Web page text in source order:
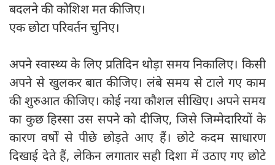
बदलने की कोशिश मत कीजिए।
एक छोटा परिवर्तन चुनिए।
अपने स्वास्थ्य के लिए प्रतिदिन थोड़ा समय निकालिए। किसी
अपने से खुलकर बात कीजिए। लंबे समय से टाले गए काम
की शुरुआत कीजिए। कोई नया कौशल सीखिए। अपने समय
का कुछ हिस्सा उस सपने को दीजिए, जिसे जिम्मेदारियों के
कारण वर्षों से पीछे छोड़ते आए हैं। छोटे कदम साधारण
दिखाई देते हैं, लेकिन लगातार सही दिशा में उठाए गए छोटे